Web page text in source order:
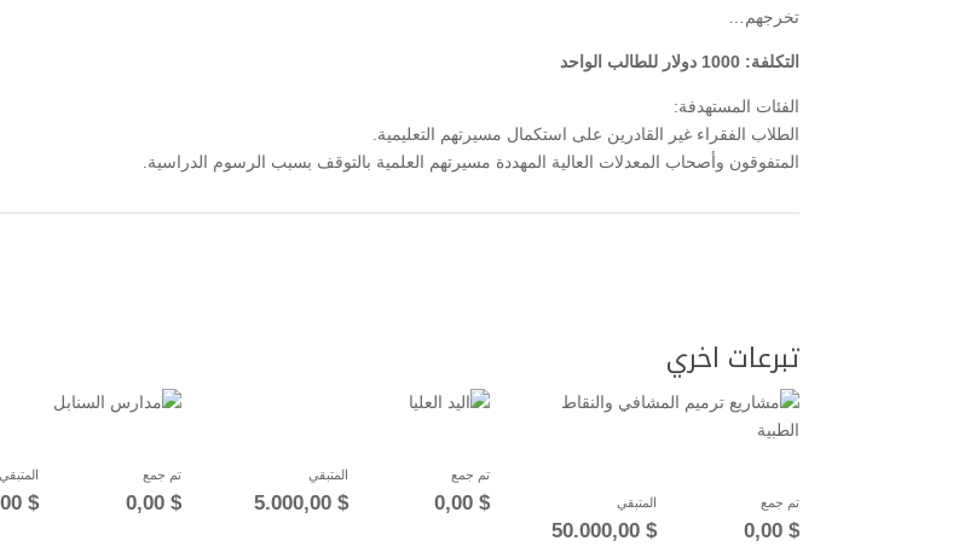
تخرجهم…
التكلفة: 1000 دولار للطالب الواحد
الفئات المستهدفة:
الطلاب الفقراء غير القادرين على استكمال مسيرتهم التعليمية.
المتفوقون وأصحاب المعدلات العالية المهددة مسيرتهم العلمية بالتوقف بسبب الرسوم الدراسية.
تبرعات اخري
تم جمع
0,00 $
المتبقي
50.000,00$
تم جمع
0,00$
المتبقي
5.000,00 $
تم جمع
0,00 $
المتبقي
$